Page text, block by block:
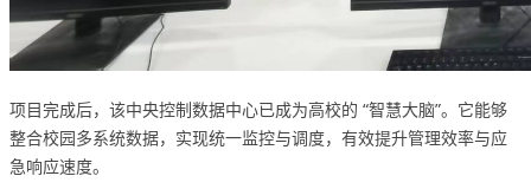
项目完成后，该中央控制数据中心已成为高校的 “智慧大脑”。它能够
整合校园多系统数据，实现统一监控与调度，有效提升管理效率与应
急响应速度。